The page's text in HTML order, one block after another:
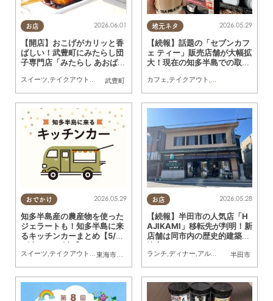
お店
武豊町
2026.06.01
【開店】おこげがカリッと香
ばしい！武豊町にみたらし団
子専門店「みたらし あおば」
が5/30(土)オープン
スイーツ,テイクアウト ,開店 ,専門店 家族,おひとりさま
地元ネタ 2026.05.29
【続報】話題の「セブンカフ
ェ ティー」販売店舗が大幅拡
大！現在の知多半島での取り
扱い店舗まとめ
カフェ,テイクアウト ,まちネタ
おでかけ
東海市
,大府市 知多市,東浦町,阿久比町,半田市,常滑市
2026.05.29
知多半島産の農産物を使った
ジェラートも！知多半島に来
るキッチンカーまとめ【5/3
0(土)～6/5(金)】
スイーツ テイクアウト キッチンカー イベント,まとめ記事
お店
半田市
2026.05.28
【続報】半田市の人気店「H
AJIKAMI」移転先が判明！新
店舗は同市内の歴史的建築に
決定
ランチ ディナー アルコール ,カフェ